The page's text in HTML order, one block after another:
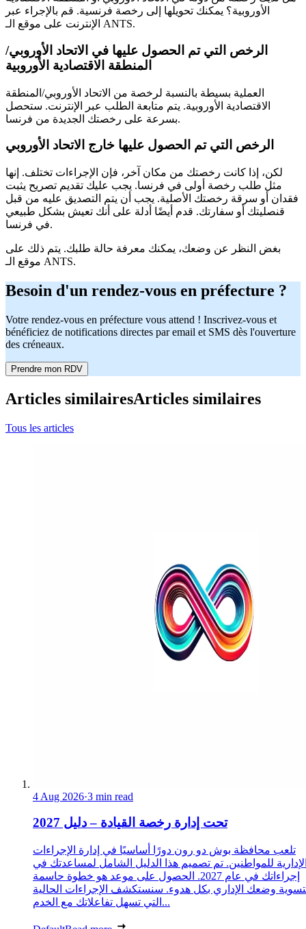
الأوروبية؟ يمكنك تحويلها إلى رخصة فرنسية. قم بالإجراء عبر
الإنترنت على موقع الـ ANTS.
الرخص التي تم الحصول عليها في الاتحاد الأوروبي/
المنطقة الاقتصادية الأوروبية
العملية بسيطة بالنسبة لرخصة من الاتحاد الأوروبي/المنطقة
الاقتصادية الأوروبية. يتم متابعة الطلب عبر الإنترنت. ستحصل
بسرعة على رخصتك الجديدة من فرنسا.
الرخص التي تم الحصول عليها خارج الاتحاد الأوروبي
لكن، إذا كانت رخصتك من مكان آخر، فإن الإجراءات تختلف. إنها
مثل طلب رخصة أولى في فرنسا. يجب عليك تقديم تصريح يثبت
فقدان أو سرقة رخصتك الأصلية. يجب أن يتم التصديق عليه من قبل
قنصليتك أو سفارتك. قدم أيضًا أدلة على أنك تعيش بشكل طبيعي
في فرنسا.
بغض النظر عن وضعك، يمكنك معرفة حالة طلبك. يتم ذلك على
موقع الـ ANTS.
Besoin d'un rendez-vous en préfecture ?
Votre rendez-vous en préfecture vous attend ! Inscrivez-vous et
bénéficiez de notifications directes par email et SMS dès l'ouverture
des créneaux.
Prendre mon RDV
Articles similairesArticles similaires
Tous les articles
4 Aug 2026·3 min read
تحت إدارة رخصة القيادة – دليل 2027
تلعب محافظة بوش دو رون دورًا أساسيًا في إدارة الإجراءات
للمواطنين. تم تصميم هذا الدليل الشامل لمساعدتك في
إجراءاتك في عام 2027. الحصول على موعد هو خطوة حاسمة
وضعك الإداري بكل هدوء. سنستكشف الإجراءات الحالية
التي تسهل تفاعلاتك مع الخدم...